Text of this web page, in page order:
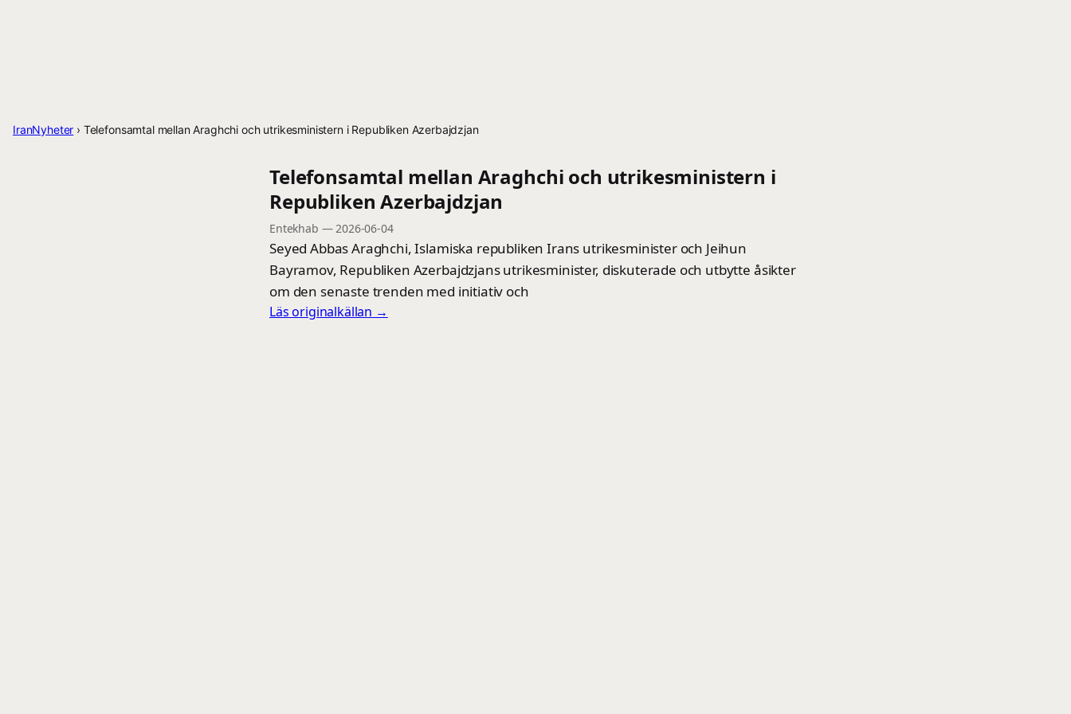
IranNyheter › Telefonsamtal mellan Araghchi och utrikesministern i Republiken Azerbajdzjan
Telefonsamtal mellan Araghchi och utrikesministern i
Republiken Azerbajdzjan
Entekhab —2026-06-04
Seyed Abbas Araghchi, Islamiska republiken Irans utrikesminister och Jeihun
Bayramov, Republiken Azerbajdzjans utrikesminister, diskuterade och utbytte åsikter
om den senaste trenden med initiativ och
Läs originalkällan →